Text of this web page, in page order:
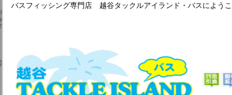
バスフィッシング専門店 越谷タックルアイランド・バスにようこ